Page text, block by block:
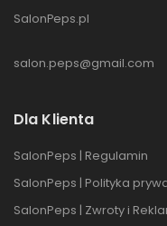
SalonPeps.pl
salon.peps@gmail.com
Dla Klienta
SalonPeps | Regulamin
SalonPeps | Polityka
SalonPeps | Zwroty i